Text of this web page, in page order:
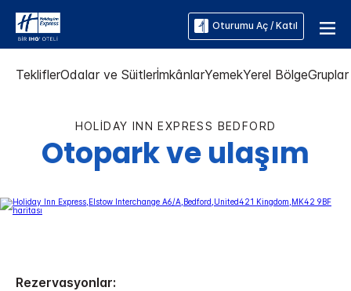
Oturumu Aç / Katıl
TekliflerOdalar ve SüitlerİmkânlarYemekYerel Bölge
HOLIDAY INN EXPRESS BEDFORD
Otopark ve ulaşım
Rezervasyonlar: